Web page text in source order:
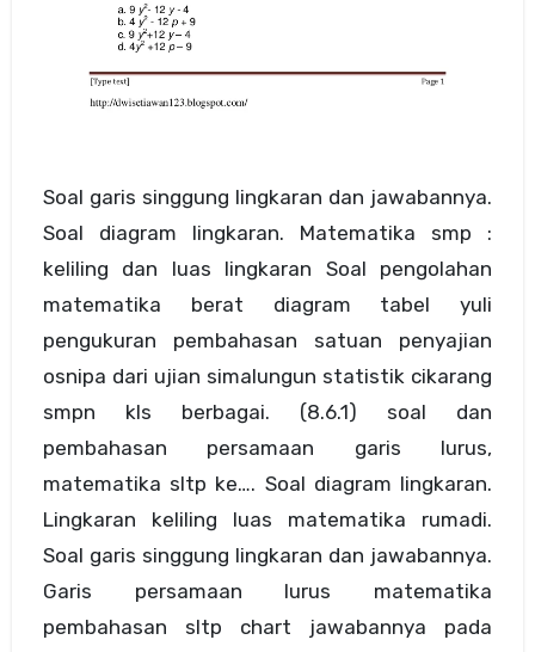
Soal garis singgung lingkaran dan jawabannya.
Soal diagram lingkaran. Matematika smp :
keliling dan luas lingkaran Soal pengolahan
matematika berat diagram tabel yuli
pengukuran pembahasan satuan penyajian
osnipa dari ujian simalungun statistik cikarang
smpn kls berbagai. (8.6.1) soal dan
pembahasan persamaan garis lurus,
matematika sltp ke…. Soal diagram lingkaran.
Lingkaran keliling luas matematika rumadi.
Soal garis singgung lingkaran dan jawabannya.
Garis persamaan lurus matematika
pembahasan sltp chart jawabannya pada